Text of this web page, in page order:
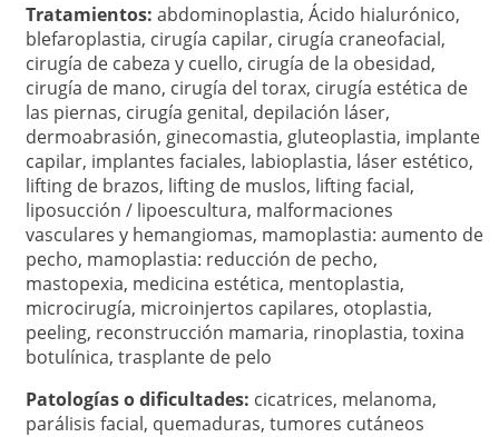
Tratamientos: abdominoplastia,Ácido hialurónico,
blefaroplastia, cirugía capilar, cirugía craneofacial,
cirugía de cabeza y cuello, cirugía de la obesidad,
cirugía de mano, cirugía del torax, cirugía estética de
las piernas, cirugía genital, depilación láser,
dermoabrasión, ginecomastia, gluteoplastia, implante
capilar, implantes faciales, labioplastia, láser estético,
lifting de brazos, lifting de muslos, lifting facial,
liposucción / lipoescultura, malformaciones
vasculares y hemangiomas, mamoplastia: aumento de
pecho, mamoplastia: reducción de pecho,
mastopexia, medicina estética, mentoplastia,
microcirugía, microinjertos capilares, otoplastia,
peeling, reconstrucción mamaria, rinoplastia,toxina
botulínica,trasplante de pelo
Patologí­as o dificultades: cicatrices, melanoma,
parálisis facial, quemaduras,tumores cutáneos